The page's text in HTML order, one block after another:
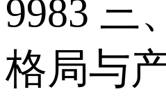
9983 三
格局与